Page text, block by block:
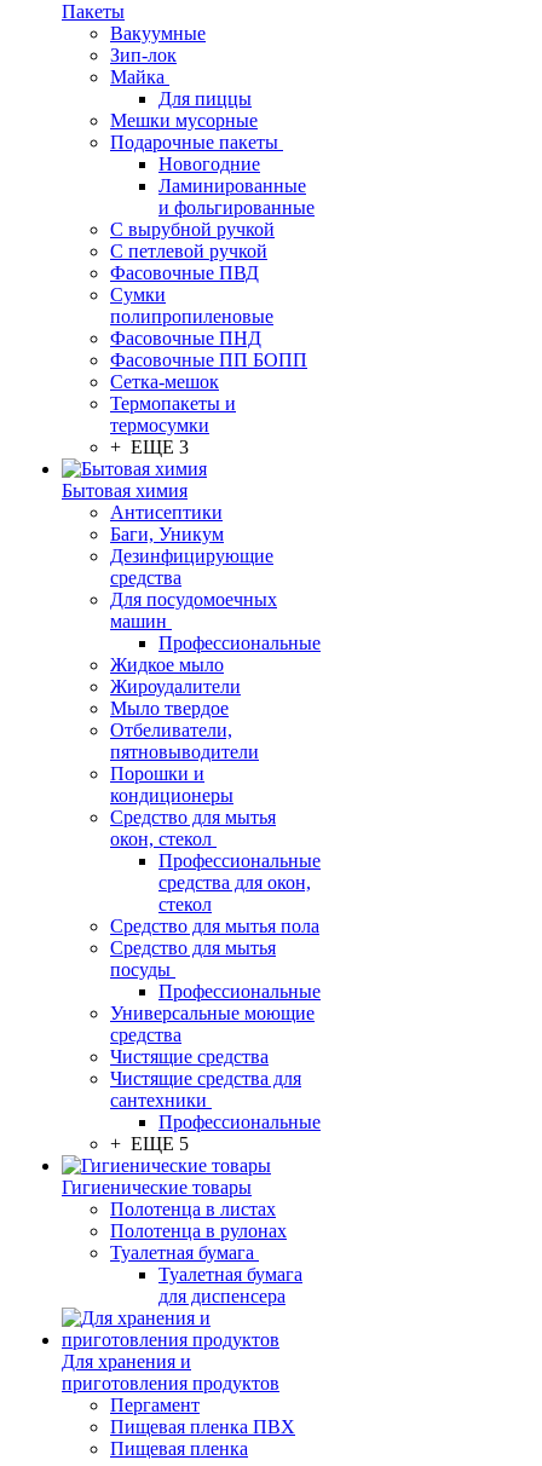
Пакеты
Вакуумные
Зип-лок
Майка
Для пиццы
Мешки мусорные
Подарочные пакеты
Новогодние
Ламинированные
и фольгированные
С вырубной ручкой
С петлевой ручкой
Фасовочные ПВД
Сумки
полипропиленовые
Фасовочные ПНД
Фасовочные ПП БОПП
Сетка-мешок
Термопакеты и
термосумки
+ ЕЩЕ 3
Бытовая химия
Антисептики
Баги, Уникум
Дезинфицирующие
средства
Для посудомоечных
машин
Профессиональные
Жидкое мыло
Жироудалители
Мыло твердое
Отбеливатели,
пятновыводители
Порошки и
кондиционеры
Средство для мытья
окон, стекол
Профессиональные
средства для окон,
стекол
Средство для мытья пола
Средство для мытья
посуды
Профессиональные
Универсальные моющие
средства
Чистящие средства
Чистящие средства для
сантехники
Профессиональные
+ ЕЩЕ 5
Гигиенические товары
Полотенца в листах
Полотенца в рулонах
Туалетная бумага
Туалетная бумага
для диспенсера
Для хранения и
приготовления продуктов
Пергамент
Пищевая пленка ПВХ
Пищевая пленка